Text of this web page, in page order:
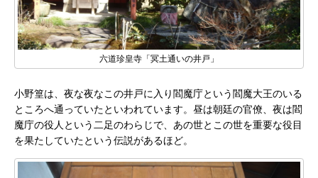
六道珍皇寺「冥土通いの井戸」
小野篁は、夜な夜なこの井戸に入り閻魔庁という閻魔大王のいる
ところへ通っていたといわれています。昼は朝廷の官僚、夜は閻
魔庁の役人という二足のわらじで、あの世とこの世を重要な役目
を果たしていたという伝説があるほど。